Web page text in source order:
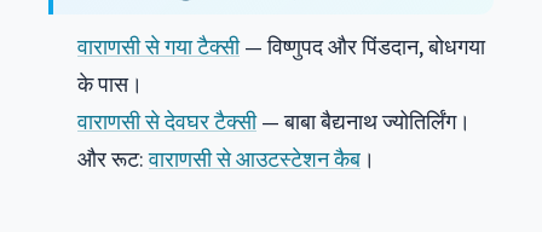
वाराणसी से गया टैक्सी— विष्णुपद और पिंडदान, बोधगया
के पास।
वाराणसी से देवघर टैक्सी— बाबा बैद्यनाथ ज्योतिर्लिंग।
और रूट:वाराणसी से आउटस्टेशन कैब ।